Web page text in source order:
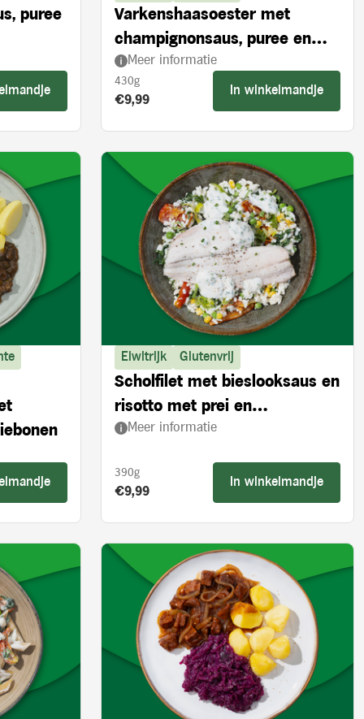
puree
Varkenshaasoester met
champignonsaus, puree en
broccoli
Meer informatie
430g
Product prijs:
€9,99
In winkelmandje
Eiwitrijk Glutenvrij
Scholfilet met bieslooksaus en
risotto met prei en
ovengedroogde tomaten
Meer informatie
390g
Product prijs:
€9,99
In winkelmandje